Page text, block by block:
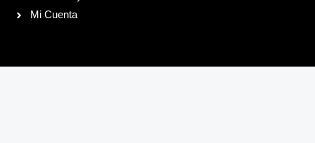
Mi Cuenta